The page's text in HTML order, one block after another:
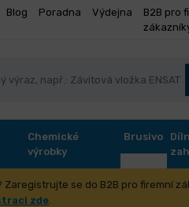
Blog Poradna Výdejna
B2B pro
Chemické
výrobky
Brusivo
se do B2B pro firemní
zde.
pro výrobu závitů